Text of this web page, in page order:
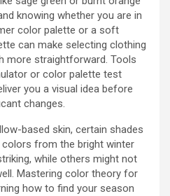
knowing whether you are in
color palette or a soft
can make selecting clothing
more straightforward. Tools
or color palette test
you a visual idea before
changes.
based skin, certain shades
colors from the bright winter
while others might not
Mastering color theory for
how to find your season